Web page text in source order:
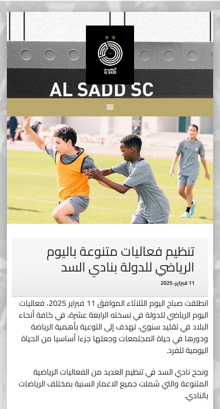
Skip
content
تنظيم فعاليات متنوعة باليوم
الرياضي للدولة بنادي السد
11 فبراير، 2025
انطلقت صباح اليوم الثلاثاء الموافق 11 فبراير 2025، فعاليات
اليوم الرياضي للدولة في نسخته الرابعة عشرة، في كافة أنحاء
البلاد في تقليد سنوي، تهدف إلى التوعية بأهمية الرياضة
ودورها في حياة المجتمعات وجعلها جزءا أساسيا من الحياة
اليومية للفرد.
ونجح نادي السد في تنظيم العديد من الفعاليات الرياضية
المتنوعة والتي شملت جميع الاعمار السنية بمختلف الرياضات
بالنادي.